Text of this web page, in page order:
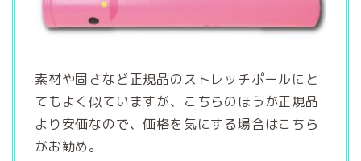
素材や固さなど正規品のストレッチポールにと
てもよく似ていますが、こちらのほうが正規品
より安価なので、価格を気にする場合はこちら
がお勧め。